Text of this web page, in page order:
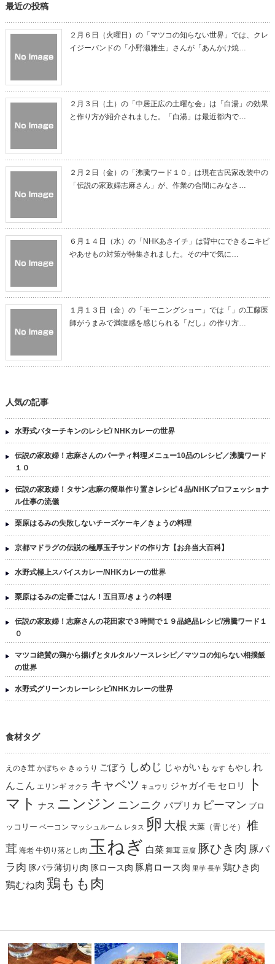
最近の投稿
２月６日（火曜日）の「マツコの知らない世界」では、クレ
イジーバンドの「小野瀬雅生」さんが「あんかけ焼…
２月３日（土）の「中居正広の土曜な会」は「白湯」の効果
と作り方が紹介されました。「白湯」は最近都内で…
２月２日（金）の「沸騰ワード１０」は現在古民家改装中の
「伝説の家政婦志麻さん」が、作業の合間にみなさ…
６月１４日（水）の「NHKあさイチ」は背中にできるニキビ
やあせもの対策が特集されました。その中で気に…
１月１３日（金）の「モーニングショー」では「」の工藤医
師がうまみで満腹感を感じられる「だし」の作り方…
人気の記事
水野式バターチキンのレシピ/ NHKカレーの世界
伝説の家政婦！志麻さんのパーティ料理メニュー10品のレシピ／沸騰ワード
１０
伝説の家政婦！タサン志麻の簡単作り置きレシピ４品/NHKプロフェッショナ
ル仕事の流儀
栗原はるみの失敗しないチーズケーキ／きょうの料理
京都マドラグの伝説の極厚玉子サンドの作り方【お弁当大百科】
水野式極上スパイスカレー/NHKカレーの世界
栗原はるみの定番ごはん！五目豆/きょうの料理
伝説の家政婦！志麻さんの花田家で３時間で１９品絶品レシピ/沸騰ワード１
０
マツコ絶賛の鶏から揚げとタルタルソースレシピ／マツコの知らない相撲飯
の世界
水野式グリーンカレーレシピ/NHKカレーの世界
食材タグ
えのき茸 かぼちゃ きゅうり ごぼう しめじ じゃがいも なす もやし れ
んこん エリンギ オクラ キャベツ キュウリ ジャガイモ セロリ
ト
マト
ナス ニンジン ニンニク パプリカ ピーマン ブロ
ッコリー ベーコン マッシュルーム レタス 卵 大根 大葉（青じそ）
椎
茸 海老 牛切り落とし肉 玉ねぎ 白菜 舞茸 豆腐 豚ひき肉 豚バ
ラ肉 豚バラ薄切り肉 豚ロース肉 豚肩ロース肉 里芋 長芋 鶏ひき肉
鶏むね肉 鶏もも肉